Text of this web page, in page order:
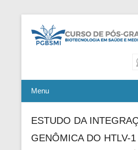
Curso de Pós-
Medicina
Menu
ESTUDO DA
GENÔMICA DO HTLV-